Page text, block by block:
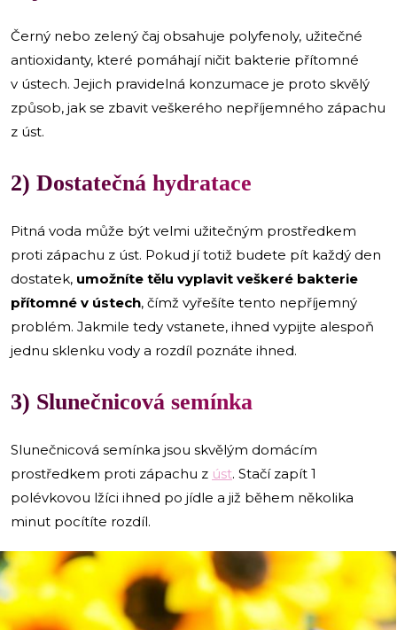
Černý nebo zelený čaj obsahuje polyfenoly, užitečné
antioxidanty, které pomáhají ničit bakterie přítomné
v ústech. Jejich pravidelná konzumace je proto skvělý
způsob, jak se zbavit veškerého nepříjemného zápachu
z úst.
2) Dostatečná hydratace
Pitná voda může být velmi užitečným prostředkem
proti zápachu z úst. Pokud jí totiž budete pít každý den
dostatek, umožníte tělu vyplavit veškeré bakterie
přítomné v ústech, čímž vyřešíte tento nepříjemný
problém. Jakmile tedy vstanete, ihned vypijte alespoň
jednu sklenku vody a rozdíl poznáte ihned.
3) Slunečnicová semínka
Slunečnicová semínka jsou skvělým domácím
prostředkem proti zápachu z úst. Stačí zapít 1
polévkovou lžíci ihned po jídle a již během několika
minut pocítíte rozdíl.